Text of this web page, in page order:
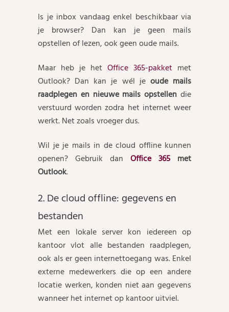
Is je inbox vandaag enkel beschikbaar via
je browser? Dan kan je geen mails
opstellen of lezen, ook geen oude mails.
Maar heb je het Office 365-pakket met
Outlook? Dan kan je wél je oude mails
raadplegen en nieuwe mails opstellen die
verstuurd worden zodra het internet weer
werkt. Net zoals vroeger dus.
Wil je je mails in de cloud offline kunnen
openen? Gebruik dan Office 365 met
Outlook.
2. De cloud offline: gegevens en
bestanden
Met een lokale server kon iedereen op
kantoor vlot alle bestanden raadplegen,
ook als er geen internettoegang was. Enkel
externe medewerkers die op een andere
locatie werken, konden niet aan gegevens
wanneer het internet op kantoor uitviel.